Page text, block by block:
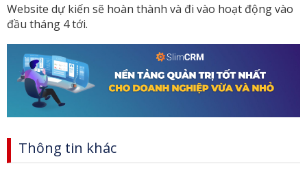
Website dự kiến sẽ hoàn thành và đi vào hoạt động vào
đầu tháng 4 tới.
Thông tin khác